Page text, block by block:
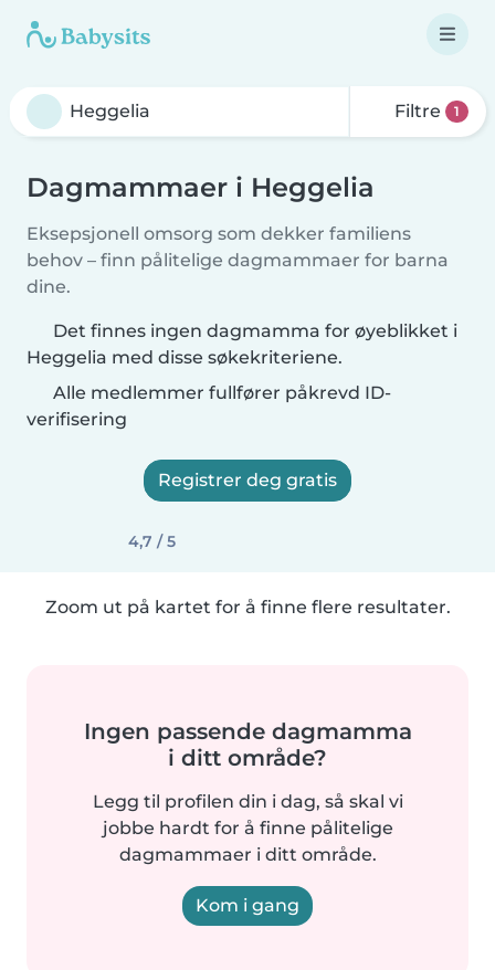
Filtre 1
Dagmammaer i Heggelia
Eksepsjonell omsorg som dekker familiens
behov – finn pålitelige dagmammaer for barna
dine.
Det finnes ingen dagmamma for øyeblikket i
Heggelia med disse søkekriteriene.
Alle medlemmer fullfører påkrevd ID-
verifisering
Registrer deg gratis
4,7 / 5
Zoom ut på kartet for å finne flere resultater.
Ingen passende dagmamma
i ditt område?
Legg til profilen din i dag, så skal vi
jobbe hardt for å finne pålitelige
dagmammaer i ditt område.
Kom i gang